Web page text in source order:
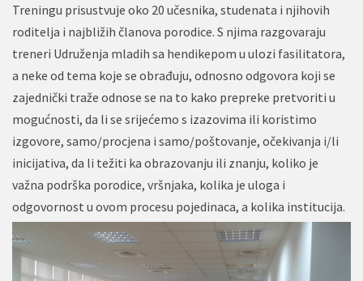
Treningu prisustvuje oko 20 učesnika, studenata i njihovih
roditelja i najbližih članova porodice. S njima razgovaraju
treneri Udruženja mladih sa hendikepom u ulozi fasilitatora,
a neke od tema koje se obrađuju, odnosno odgovora koji se
zajednički traže odnose se na to kako prepreke pretvoriti u
mogućnosti, da li se srijećemo s izazovima ili koristimo
izgovore, samo/procjena i samo/poštovanje, očekivanja i/li
inicijativa, da li težiti ka obrazovanju ili znanju, koliko je
važna podrška porodice, vršnjaka, kolika je uloga i
odgovornost u ovom procesu pojedinaca, a kolika institucija.